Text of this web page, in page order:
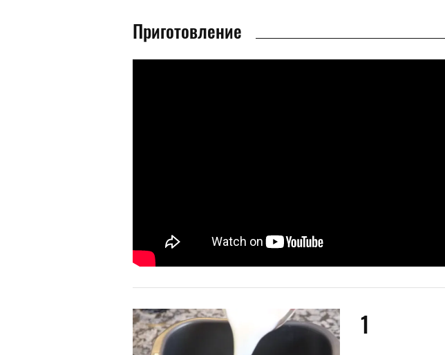
Приготовление
1